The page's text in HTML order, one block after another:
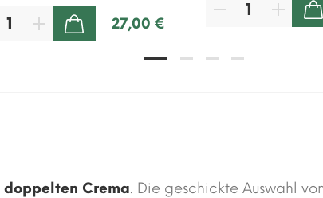
27,00 €
doppelten Crema. Die geschickte Auswahl